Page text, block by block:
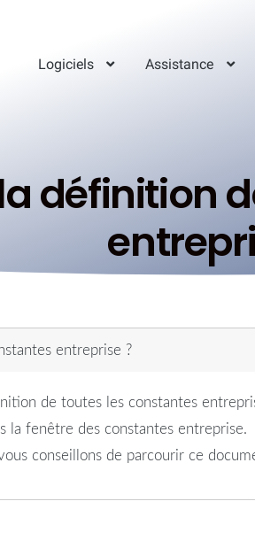
Logiciels Assistance
définition
entreprise ?
de toutes les constantes
la fenêtre des constantes entreprise.
conseillons de parcourir ce